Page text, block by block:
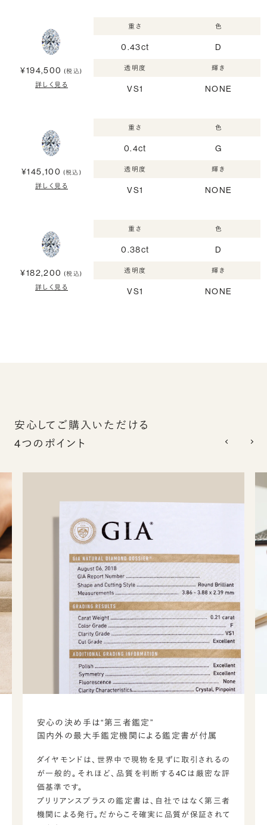
¥194,500 (税込)
詳しく見る
重さ
0.43ct
色
D
透明度
VS1
輝き
NONE
¥145,100 (税込)
詳しく見る
重さ
0.4ct
色
G
透明度
VS1
輝き
NONE
¥182,200 (税込)
詳しく見る
重さ
0.38ct
色
D
透明度
VS1
輝き
NONE
安心してご購入いただける
4つのポイント
安心の決め手は“第三者鑑定”
国内外の最大手鑑定機関による鑑定書が付属
ダイヤモンドは、世界中で現物を見ずに取引されるの
が一般的。それほど、品質を判断する4Cは厳密な評
価基準です。
ブリリアンスプラスの鑑定書は、自社ではなく第三者
機関による発行。だからこそ確実に品質が保証されて